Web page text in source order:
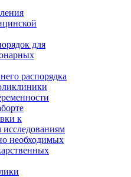
для
распорядка
к
исследованиям
необходимых